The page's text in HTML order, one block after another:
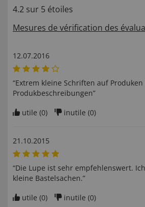
4.2 sur 5 étoiles
Mesures de vérification des
12.07.2016
“Extrem kleine Schriften auf
Produkbeschreibungen”
utile (0) inutile (0)
21.10.2015
“Die Lupe ist sehr empfehlenswert.
kleine Bastelsachen.”
utile (0) inutile (0)